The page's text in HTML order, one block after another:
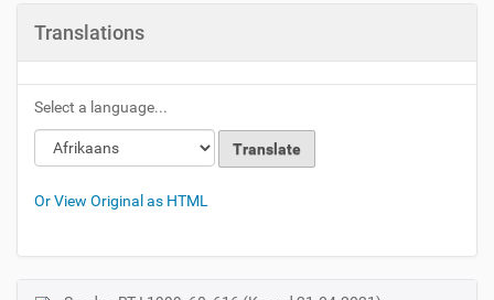
Translations
Select a language...
Or View Original as HTML